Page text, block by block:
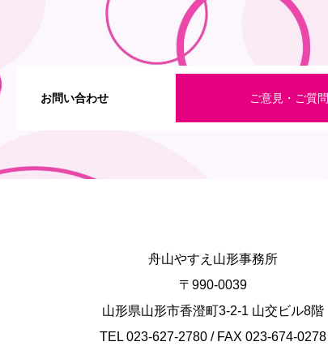
お問い合わせ ご意見・ご質問
舟山やすえ山形事務所
〒990-0039
山形県山形市香澄町3-2-1 山交ビル8階
TEL 023-627-2780 / FAX 023-674-0278